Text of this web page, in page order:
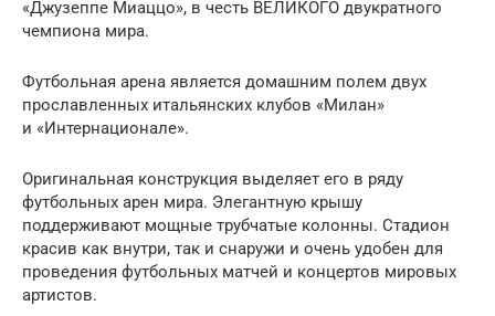
«Джузеппе Миаццо», в честь ВЕЛИКОГО двукратного
чемпиона мира.
Футбольная арена является домашним полем двух
прославленных итальянских клубов «Милан»
и «Интернационале».
Оригинальная конструкция выделяет его в ряду
футбольных арен мира. Элегантную крышу
поддерживают мощные трубчатые колонны. Стадион
красив как внутри, так и снаружи и очень удобен для
проведения футбольных матчей и концертов мировых
артистов.